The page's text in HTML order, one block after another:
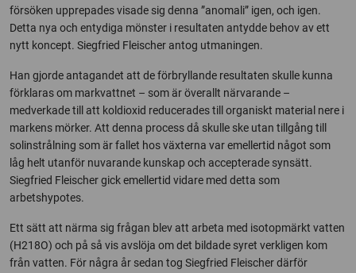
försöken upprepades visade sig denna ”anomali” igen, och igen.
Detta nya och entydiga mönster i resultaten antydde behov av ett
nytt koncept. Siegfried Fleischer antog utmaningen.
Han gjorde antagandet att de förbryllande resultaten skulle kunna
förklaras om markvattnet – som är överallt närvarande –
medverkade till att koldioxid reducerades till organiskt material nere i
markens mörker. Att denna process då skulle ske utan tillgång till
solinstrålning som är fallet hos växterna var emellertid något som
låg helt utanför nuvarande kunskap och accepterade synsätt.
Siegfried Fleischer gick emellertid vidare med detta som
arbetshypotes.
Ett sätt att närma sig frågan blev att arbeta med isotopmärkt vatten
(H218O) och på så vis avslöja om det bildade syret verkligen kom
från vatten. För några år sedan tog Siegfried Fleischer därför